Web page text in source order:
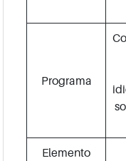
Programa
Elemento